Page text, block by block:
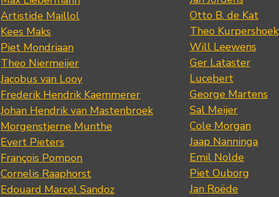
Artistide Maillol
Kees Maks
Piet Mondriaan
Theo Niermeijer
Jacobus van Looy
Frederik Hendrik Kaemmerer
Johan Hendrik van Mastenbroek
Morgenstjerne Munthe
Evert Pieters
François Pompon
Cornelis Raaphorst
Edouard Marcel Sandoz
Otto B. de Kat
Theo Kurpershoek
Will Leewens
Ger Lataster
Lucebert
George Martens
Sal Meijer
Cole Morgan
Jaap Nanninga
Emil Nolde
Piet Ouborg
Jan Roëde